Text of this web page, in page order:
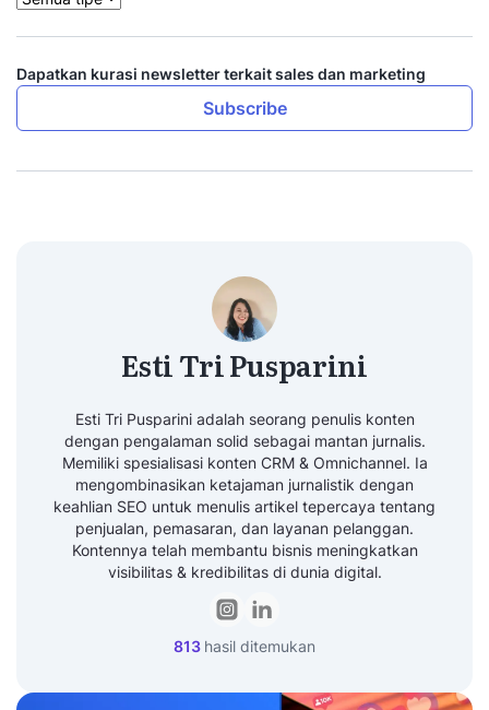
Dapatkan kurasi newsletter terkait sales dan marketing
Subscribe
Esti Tri Pusparini
Esti Tri Pusparini adalah seorang penulis konten
dengan pengalaman solid sebagai mantan jurnalis.
Memiliki spesialisasi konten CRM & Omnichannel. Ia
mengombinasikan ketajaman jurnalistik dengan
keahlian SEO untuk menulis artikel tepercaya tentang
penjualan, pemasaran, dan layanan pelanggan.
Kontennya telah membantu bisnis meningkatkan
visibilitas & kredibilitas di dunia digital.
813 hasil ditemukan